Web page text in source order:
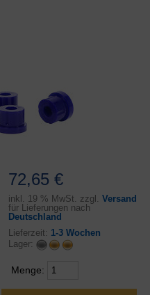
72,65 €
inkl. 19 % MwSt. zzgl. Versand
für Lieferungen nach
Deutschland
Lieferzeit: 1-3 Wochen
Lager:
Menge: